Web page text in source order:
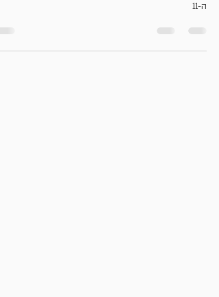
לאורך דורות
העדה הדרוזית עסקה בגישור במשך דורות, ובזכות הגישור
הצליחה להתגבר על כל האתגרים שנתקלה בהם מאז